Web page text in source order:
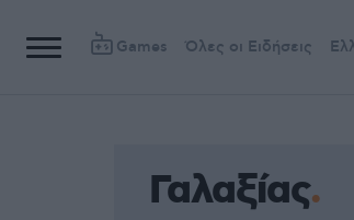
Games Όλες οι Ειδήσεις
Γαλαξίας